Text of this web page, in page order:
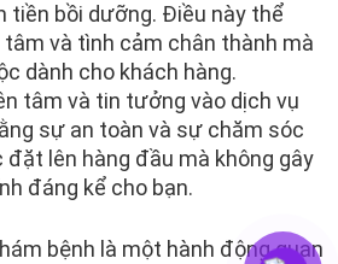
tiền bồi dưỡng. Điều này thể
tâm và tình cảm chân thành mà
dành cho khách hàng.
tâm và tin tưởng vào dịch vụ
sự an toàn và sự chăm sóc
lên hàng đầu mà không gây
đáng kể cho bạn.
bệnh là một hành động quan